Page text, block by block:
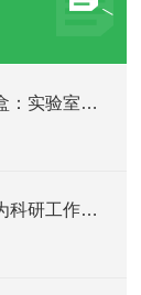
小鼠一磷酸鸟苷试剂盒：实验室里的“信号检测仪”
小鼠肌酐激酶试剂盒为科研工作者提供了可靠的技术手段